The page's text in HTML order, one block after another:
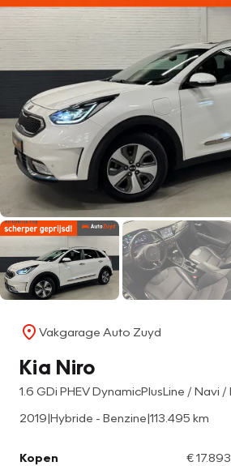
Vakgarage Auto Zuyd
Kia Niro
2019|Hybride - Benzine|113.495 km
Kopen € 17.893